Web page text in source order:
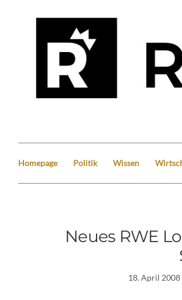
Homepage Politik Wissen
Neues RWE
18. April 2008